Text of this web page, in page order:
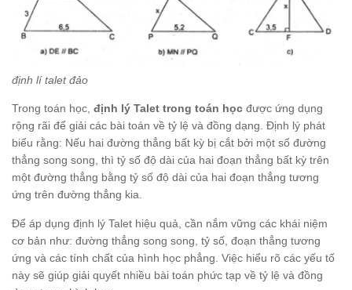
định lí talet đảo
Trong toán học, định lý Talet trong toán học được ứng dụng
rộng rãi để giải các bài toán về tỷ lệ và đồng dạng. Định lý phát
biểu rằng: Nếu hai đường thẳng bất kỳ bị cắt bởi một số đường
thẳng song song, thì tỷ số độ dài của hai đoạn thẳng bất kỳ trên
một đường thẳng bằng tỷ số độ dài của hai đoạn thẳng tương
ứng trên đường thẳng kia.
Để áp dụng định lý Talet hiệu quả, cần nắm vững các khái niệm
cơ bản như: đường thẳng song song, tỷ số, đoạn thẳng tương
ứng và các tính chất của hình học phẳng. Việc hiểu rõ các yếu tố
này sẽ giúp giải quyết nhiều bài toán phức tạp về tỷ lệ và đồng